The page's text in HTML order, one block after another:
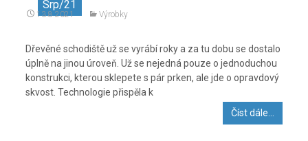
Srp/21
13.8.2021 Výrobky
Dřevěné schodiště už se vyrábí roky a za tu dobu se dostalo
úplně na jinou úroveň. Už se nejedná pouze o jednoduchou
konstrukci, kterou sklepete s pár prken, ale jde o opravdový
skvost. Technologie přispěla k
Číst dále…